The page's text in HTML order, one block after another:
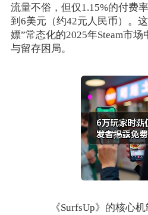
流量不俗，但仅1.15%的付费
到6美元（约42元人民币）。
嫖”常态化的2025年Steam市
与留存困局。
《SurfsUp》的核心机